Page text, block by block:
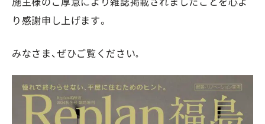
り感謝申し上げます。
みなさま、ぜひご覧ください。